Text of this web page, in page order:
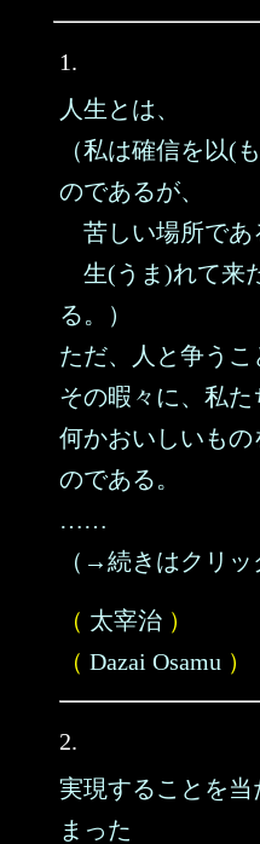
1.
人生とは、
（私は確信を以(
のであるが、
苦しい場所であ
生(うま)れて来
る。）
ただ、人と争うこ
その暇々に、私た
何かおいしいも
のである。
……
（→続きはクリッ
（ 太宰治 ）
（ Dazai Osamu ）
2.
実現することを
まった